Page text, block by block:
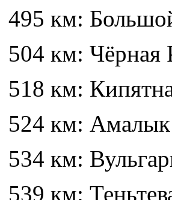
495 км:
504 км: Чёрная
518 км:
524 км: Амалык
534 км:
539 км: